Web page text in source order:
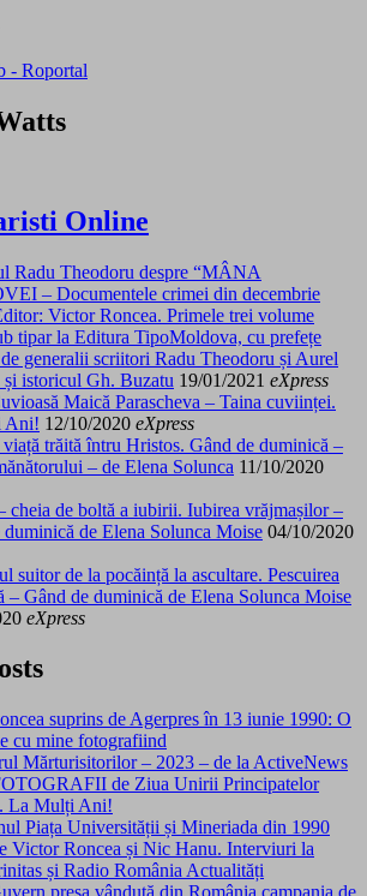
Online
Radu Theodoru despre “MÂNA
– Documentele crimei din decembrie
Victor Roncea. Primele trei volume
tipar la Editura TipoMoldova, cu prefețe
de generalii scriitori Radu Theodoru și Aurel
și istoricul Gh. Buzatu 19/01/2021 eXpress
Maică Parascheva – Taina cuviinței.
Ani! 12/10/2020 eXpress
viață trăită întru Hristos. Gând de duminică –
– de Elena Solunca 11/10/2020
cheia de boltă a iubirii. Iubirea vrăjmașilor –
duminică de Elena Solunca Moise 04/10/2020
suitor de la pocăință la ascultare. Pescuirea
– Gând de duminică de Elena Solunca Moise
eXpress
suprins de Agerpres în 13 iunie 1990: O
cu mine fotografiind
Mărturisitorilor – 2023 – de la ActiveNews
de Ziua Unirii Principatelor
La Mulți Ani!
Piața Universității și Mineriada din 1990
Victor Roncea și Nic Hanu. Interviuri la
și Radio România Actualități